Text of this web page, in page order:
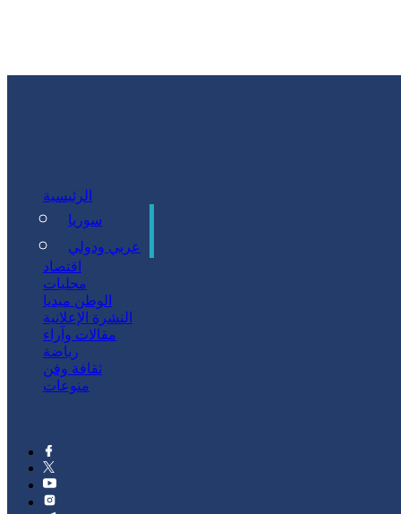
الرئيسية
سياسة
سوريا
عربي ودولي
اقتصاد
محليات
الوطن ميديا
النشرة الإعلانية
مقالات وآراء
رياضة
ثقافة وفن
منوعات